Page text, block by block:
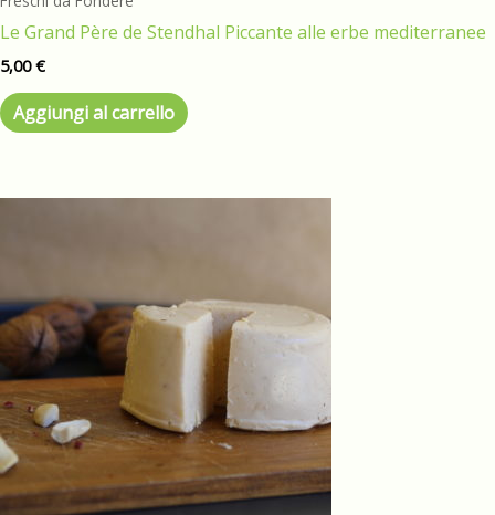
Le Grand Père de Stendhal Piccante alle erbe mediterranee
5,00€
Aggiungi al carrello